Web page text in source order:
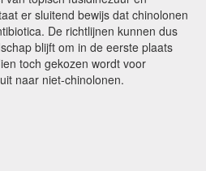
er sluitend bewijs dat chinolonen
De richtlijnen kunnen dus
blijft om in de eerste plaats
toch gekozen wordt voor
naar niet-chinolonen.